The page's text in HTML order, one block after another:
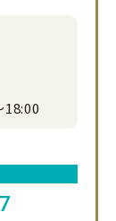
18:00